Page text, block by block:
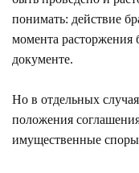
понимать: действие
момента расторжения
документе.
Но в отдельных
положения
имущественные